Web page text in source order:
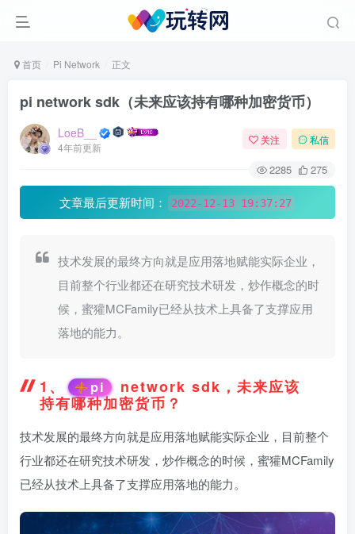
首页 Pi Network 正文
pi network sdk（未来应该持有哪种加密货币）
LoeB__
4年前更新
关注 私信
2285 275
文章最后更新时间： 2022-12-13 19:37:27
技术发展的最终方向就是应用落地赋能实际企业，
目前整个行业都还在研究技术研发，炒作概念的时
候，蜜獾MCFamily已经从技术上具备了支撑应用
落地的能力。
1、 pi network sdk，未来应该
持有哪种加密货币？
技术发展的最终方向就是应用落地赋能实际企业，目前整个
行业都还在研究技术研发，炒作概念的时候，蜜獾MCFamily
已经从技术上具备了支撑应用落地的能力。